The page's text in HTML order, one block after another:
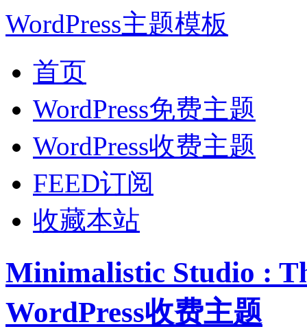
WordPress主题模板
首页
WordPress免费主题
WordPress收费主题
FEED订阅
收藏本站
Minimalistic Studio :
WordPress收费主题